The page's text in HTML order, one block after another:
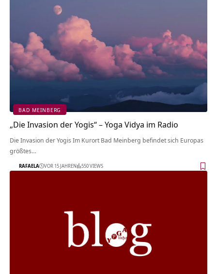
BAD MEINBERG
„Die Invasion der Yogis“ – Yoga Vidya im Radio
Die Invasion der Yogis Im Kurort Bad Meinberg befindet sich Europas
größtes…
RAFAELA VOR 15 JAHREN 550 VIEWS